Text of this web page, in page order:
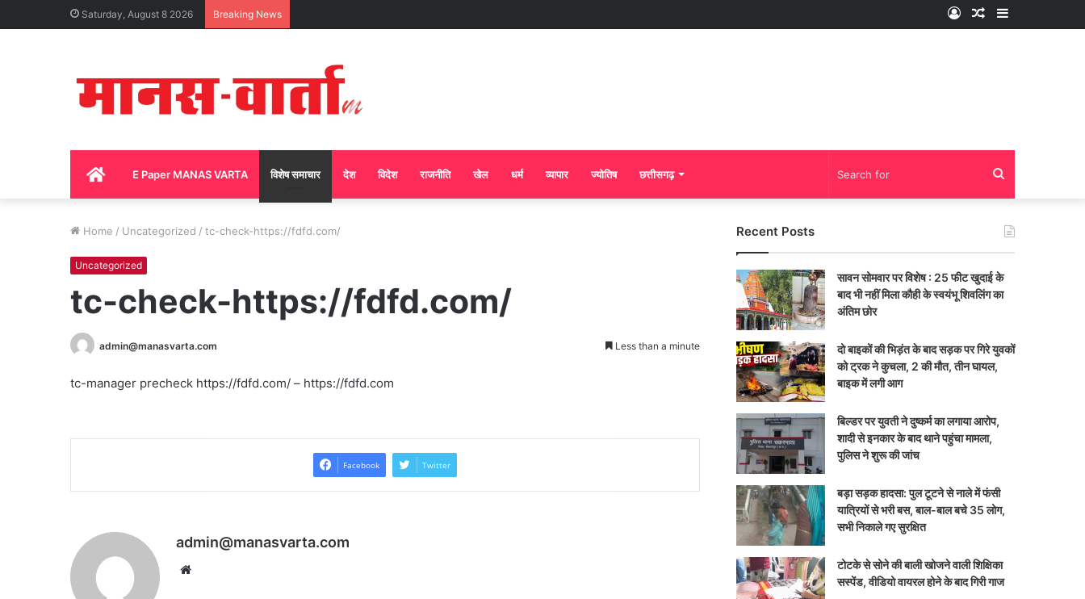
Saturday, August 8 2026 Breaking News Sidebar
Random
Log
HomeE Paper MANAS VARTA विशेष समाचार देश विदेश राजनीति खेल धर्म व्यापार ज्योतिष छत्तीसगढ़ Search
for
Home / Uncategorized / tc-check-https://fdfd.com/
Uncategorized
tc-check-https://fdfd.com/
admin@manasvarta.com Less than a minute
tc-manager precheck https://fdfd.com/ – https://fdfd.com
Facebook Twitter
admin@manasvarta.com
Website
Recent Posts
सावन सोमवार पर विशेष : 25 फीट खुदाई के
बाद भी नहीं मिला कौही के स्वयंभू शिवलिंग का
अंतिम छोर
दो बाइकों की भिड़ंत के बाद सड़क पर गिरे युवकों
को ट्रक ने कुचला, 2 की मौत, तीन घायल,
बाइक में लगी आग
बिल्डर पर युवती ने दुष्कर्म का लगाया आरोप,
शादी से इनकार के बाद थाने पहुंचा मामला,
पुलिस ने शुरू की जांच
बड़ा सड़क हादसा: पुल टूटने से नाले में फंसी
यात्रियों से भरी बस, बाल-बाल बचे 35 लोग,
सभी निकाले गए सुरक्षित
टोटके से सोने की बाली खोजने वाली शिक्षिका
सस्पेंड, वीडियो वायरल होने के बाद गिरी गाज